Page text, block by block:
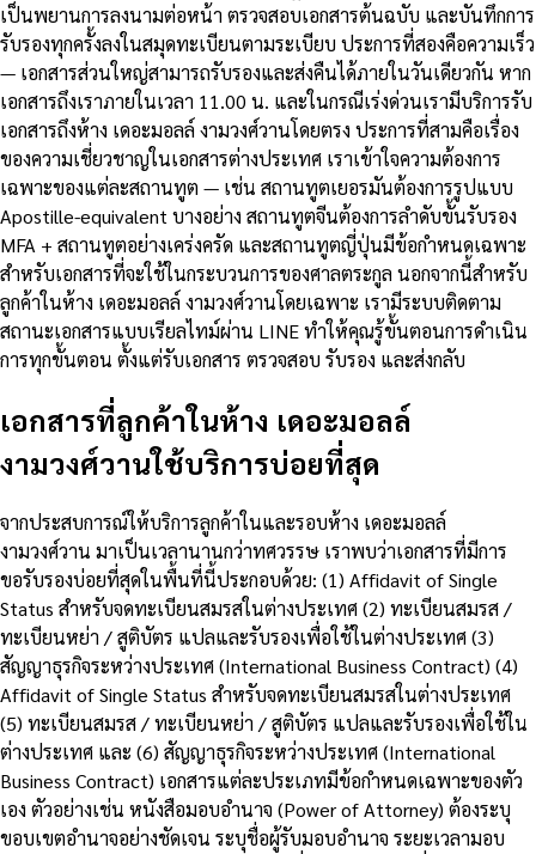
เป็นพยานการลงนามต่อหน้า ตรวจสอบเอกสารต้นฉบับ และบันทึกการ
รับรองทุกครั้งลงในสมุดทะเบียนตามระเบียบ ประการที่สองคือความเร็ว
— เอกสารส่วนใหญ่สามารถรับรองและส่งคืนได้ภายในวันเดียวกัน หาก
เอกสารถึงเราภายในเวลา 11.00 น. และในกรณีเร่งด่วนเรามีบริการรับ
เอกสารถึงห้าง เดอะมอลล์ งามวงศ์วานโดยตรง ประการที่สามคือเรื่อง
ของความเชี่ยวชาญในเอกสารต่างประเทศ เราเข้าใจความต้องการ
เฉพาะของแต่ละสถานทูต — เช่น สถานทูตเยอรมันต้องการรูปแบบ
Apostille-equivalent บางอย่าง สถานทูตจีนต้องการลำดับขั้นรับรอง
MFA + สถานทูตอย่างเคร่งครัด และสถานทูตญี่ปุ่นมีข้อกำหนดเฉพาะ
สำหรับเอกสารที่จะใช้ในกระบวนการของศาลตระกูล นอกจากนี้สำหรับ
ลูกค้าในห้าง เดอะมอลล์ งามวงศ์วานโดยเฉพาะ เรามีระบบติดตาม
สถานะเอกสารแบบเรียลไทม์ผ่าน LINE ทำให้คุณรู้ขั้นตอนการดำเนิน
การทุกขั้นตอน ตั้งแต่รับเอกสาร ตรวจสอบ รับรอง และส่งกลับ
เอกสารที่ลูกค้าในห้าง เดอะมอลล์
งามวงศ์วานใช้บริการบ่อยที่สุด
จากประสบการณ์ให้บริการลูกค้าในและรอบห้าง เดอะมอลล์
งามวงศ์วาน มาเป็นเวลานานกว่าทศวรรษ เราพบว่าเอกสารที่มีการ
ขอรับรองบ่อยที่สุดในพื้นที่นี้ประกอบด้วย: (1) Affidavit of Single
Status สำหรับจดทะเบียนสมรสในต่างประเทศ (2) ทะเบียนสมรส /
ทะเบียนหย่า / สูติบัตร แปลและรับรองเพื่อใช้ในต่างประเทศ (3)
สัญญาธุรกิจระหว่างประเทศ (International Business Contract) (4)
Affidavit of Single Status สำหรับจดทะเบียนสมรสในต่างประเทศ
(5) ทะเบียนสมรส / ทะเบียนหย่า / สูติบัตร แปลและรับรองเพื่อใช้ใน
ต่างประเทศ และ (6) สัญญาธุรกิจระหว่างประเทศ (International
Business Contract) เอกสารแต่ละประเภทมีข้อกำหนดเฉพาะของตัว
เอง ตัวอย่างเช่น หนังสือมอบอำนาจ (Power of Attorney) ต้องระบุ
ขอบเขตอำนาจอย่างชัดเจน ระบุชื่อผู้รับมอบอำนาจ ระยะเวลามอบ